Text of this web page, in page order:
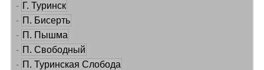
- Г. Туринск
- П. Бисерть
- П. Пышма
- П. Свободный
- П. Туринская Слобода